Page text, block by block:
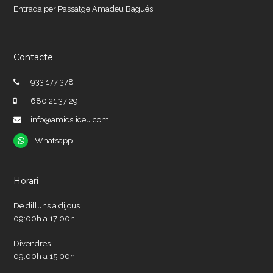
Entrada per Passatge Amadeu Bagués
Contacte
933 177 378
680 21 37 29
info@amicsliceu.com
Whatsapp
Whatsapp
Horari
De dilluns a dijous
09:00h a 17:00h
Divendres
09:00h a 15:00h